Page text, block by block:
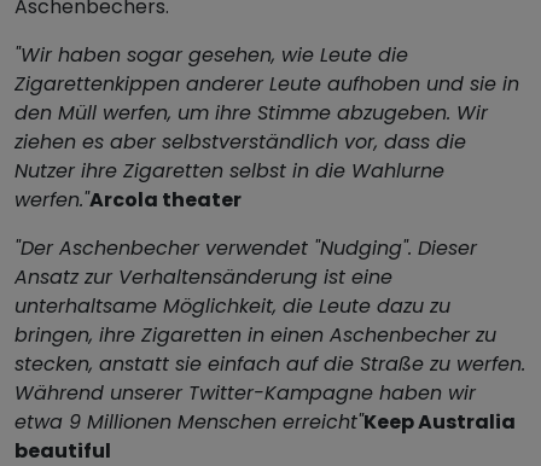
Aschenbechers.
"Wir haben sogar gesehen, wie Leute die
Zigarettenkippen anderer Leute aufhoben und sie in
den Müll werfen, um ihre Stimme abzugeben. Wir
ziehen es aber selbstverständlich vor, dass die
Nutzer ihre Zigaretten selbst in die Wahlurne
werfen."Arcola theater
"Der Aschenbecher verwendet "Nudging". Dieser
Ansatz zur Verhaltensänderung ist eine
unterhaltsame Möglichkeit, die Leute dazu zu
bringen, ihre Zigaretten in einen Aschenbecher zu
stecken, anstatt sie einfach auf die Straße zu werfen.
Während unserer Twitter-Kampagne haben wir
etwa 9 Millionen Menschen erreicht"Keep Australia
beautiful